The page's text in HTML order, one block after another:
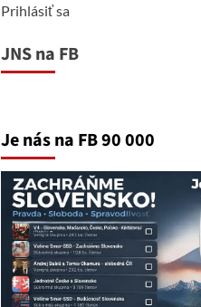
Prihlásiť sa
JNS na FB
Je nás na FB 90 000